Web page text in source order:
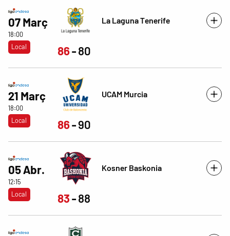
07 Març
18:00
Local
La Laguna Tenerife
86 80
21 Març
18:00
Local
UCAM Murcia
86 90
05 Abr.
12:15
Local
Kosner Baskonia
83 88